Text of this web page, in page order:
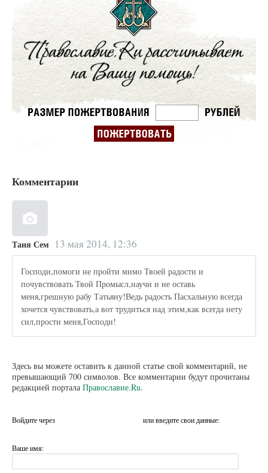
Комментарии
Таня Сем 13 мая 2014, 12:36
Господи,помоги не пройти мимо Твоей радости и
почувствовать Твой Промысл,научи и не оставь
меня,грешную рабу Татьяну!Ведь радость Пасхальную всегда
хочется чувствовать,а вот трудиться над этим,как всегда нету
сил,прости меня,Господи!
Здесь вы можете оставить к данной статье свой комментарий, не
превышающий 700 символов. Все комментарии будут прочитаны
редакцией портала Православие.Ru.
Войдите через или введите свои данные:
Ваше имя: